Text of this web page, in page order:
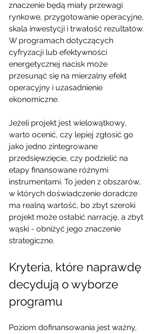
znaczenie będą miały przewagi
rynkowe, przygotowanie operacyjne,
skala inwestycji i trwałość rezultatów.
W programach dotyczących
cyfryzacji lub efektywności
energetycznej nacisk może
przesunąć się na mierzalny efekt
operacyjny i uzasadnienie
ekonomiczne.
Jeżeli projekt jest wielowątkowy,
warto ocenić, czy lepiej zgłosić go
jako jedno zintegrowane
przedsięwzięcie, czy podzielić na
etapy finansowane różnymi
instrumentami. To jeden z obszarów,
w których doświadczenie doradcze
ma realną wartość, bo zbyt szeroki
projekt może osłabić narrację, a zbyt
wąski - obniżyć jego znaczenie
strategiczne.
Kryteria, które naprawdę
decydują o wyborze
programu
Poziom dofinansowania jest ważny,